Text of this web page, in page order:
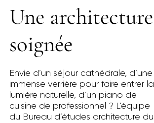
Une architecture
soignée
Envie d’un séjour cathédrale, d’une
immense verrière pour faire entrer la
lumière naturelle, d’un piano de
cuisine de professionnel ? L'équipe
du Bureau d’études architecture du